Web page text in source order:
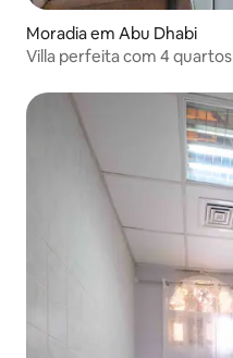
Moradia em Abu Dhabi
Villa perfeita com 4 quartos